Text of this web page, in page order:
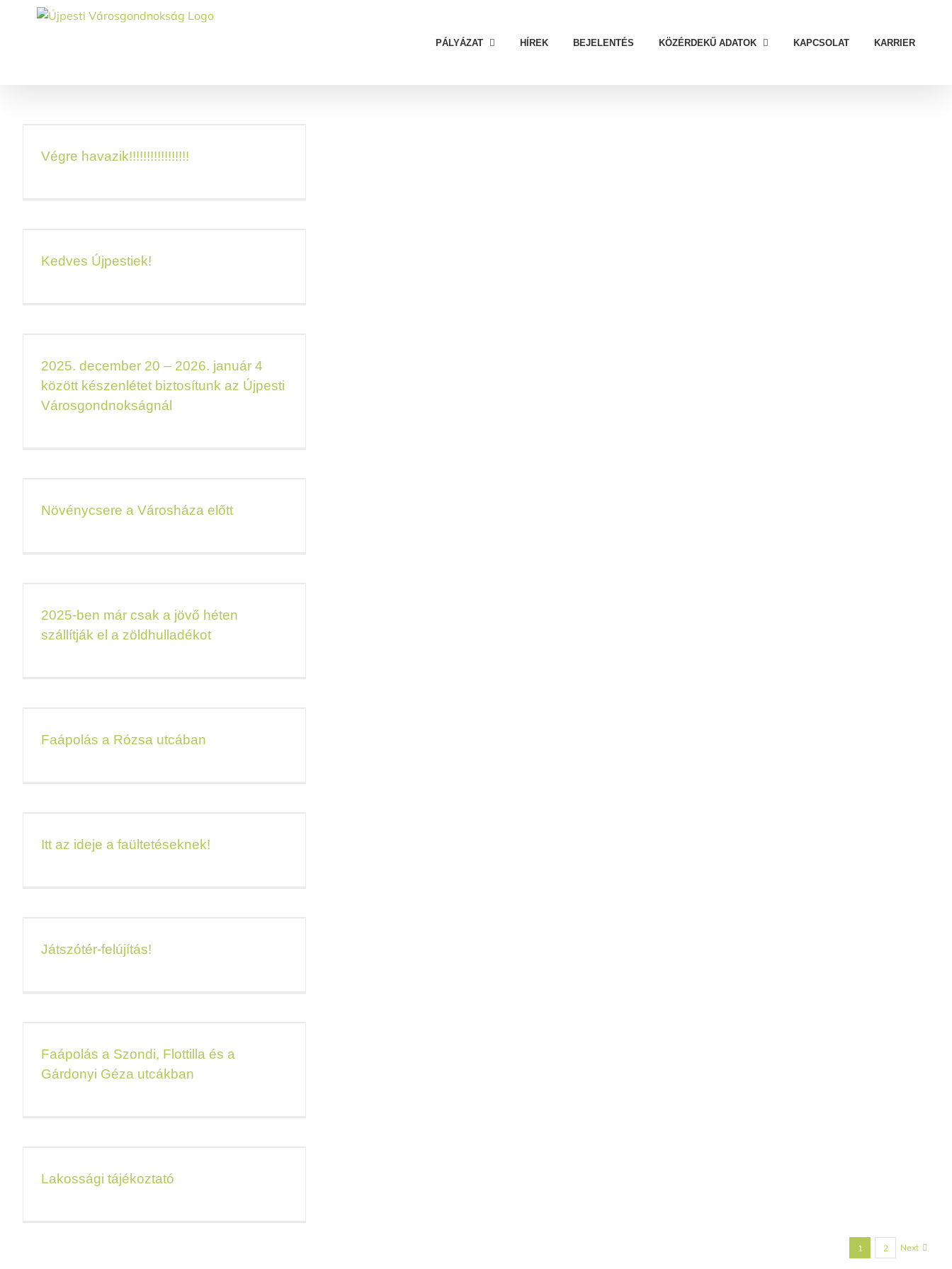
PÁLYÁZAT HÍREK BEJELENTÉS KÖZÉRDEKŰ ADATOK KAPCSOLAT KARRIER
Végre havazik!!!!!!!!!!!!!!!!!
Kedves Újpestiek!
2025. december 20 – 2026. január 4
között készenlétet biztosítunk az Újpesti
Városgondnokságnál
Növénycsere a Városháza előtt
2025-ben már csak a jövő héten
szállítják el a zöldhulladékot
Faápolás a Rózsa utcában
Itt az ideje a faültetéseknek!
Játszótér-felújítás!
Faápolás a Szondi, Flottilla és a
Gárdonyi Géza utcákban
Lakossági tájékoztató
1 2 Next